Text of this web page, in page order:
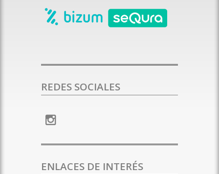
REDES SOCIALES
ENLACES DE INTERÉS